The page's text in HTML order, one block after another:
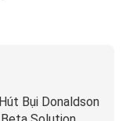
Bụi Donaldson